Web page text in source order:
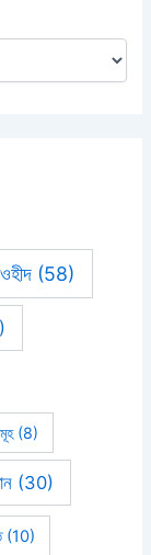
(58)
(8)
(30)
(10)